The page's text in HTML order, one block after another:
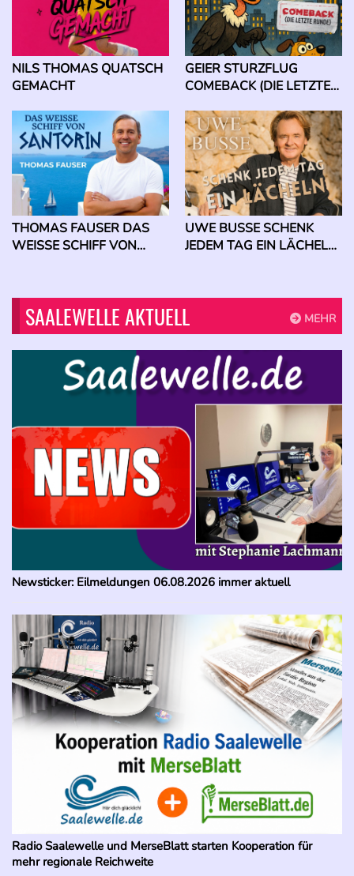
NILS THOMAS QUATSCH
GEMACHT
GEIER STURZFLUG
COMEBACK (DIE LETZTE
THOMAS FAUSER DAS
WEISSE SCHIFF VON S
UWE BUSSE SCHENK
JEDEM TAG EIN LÄCHELN
MEHR
SAALEWELLE AKTUELL
Newsticker: Eilmeldungen 06.08.2026 immer aktuell
Radio Saalewelle und MerseBlatt starten Kooperation für
mehr regionale Reichweite